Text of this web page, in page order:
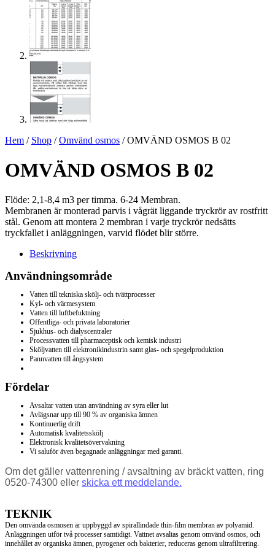
Hem / Shop /Omvänd osmos / OMVÄND OSMOS B 02
OMVÄND OSMOS B 02
Flöde: 2,1-8,4 m3 per timma. 6-24 Membran.
Membranen är monterad parvis i vågrät liggande tryckrör av rostfritt
stål. Genom att montera 2 membran i varje tryckrör nedsätts
tryckfallet i anläggningen, varvid flödet blir större.
Beskrivning
Användningsområde
Vatten till tekniska skölj- och tvättprocesser
Kyl- och värmesystem
Vatten till luftbefuktning
Offentliga- och privata laboratorier
Sjukhus- och dialyscentraler
Processvatten till pharmaceptisk och kemisk industri
Sköljvatten till elektronikindustrin samt glas- och spegelproduktion
Pannvatten till ångsystem
Fördelar
Avsaltar vatten utan användning av syra eller lut
Avlägsnar upp till 90 % av organiska ämnen
Kontinuerlig drift
Automatisk kvalitetsskölj
Elektronisk kvalitetsövervakning
Vi saluför även begagnade anläggningar med garanti.
Om det gäller vattenrening / avsaltning av bräckt vatten, ring
0520-74300 eller skicka ett meddelande.
TEKNIK
Den omvända osmosen är uppbyggd av spirallindade thin-film membran av polyamid.
Anläggningen utför två processer samtidigt. Vattnet avsaltas genom omvänd osmos, och
innehållet av organiska ämnen, pyrogener och bakterier, reduceras genom ultrafiltrering.